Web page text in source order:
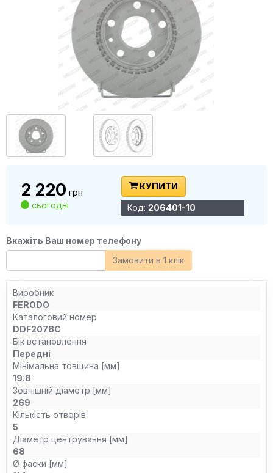
2 220 грн
сьогодні
КУПИТИ
Код: 206401-10
Вкажіть Ваш номер телефону
Замовити в 1 клік
Виробник
FERODO
Каталоговий номер
DDF2078C
Бік встановлення
Передні
Мінімальна товщина [мм]
19.8
Зовнішній діаметр [мм]
269
Кількість отворів
5
Діаметр центрування [мм]
68
Ø фаски [мм]